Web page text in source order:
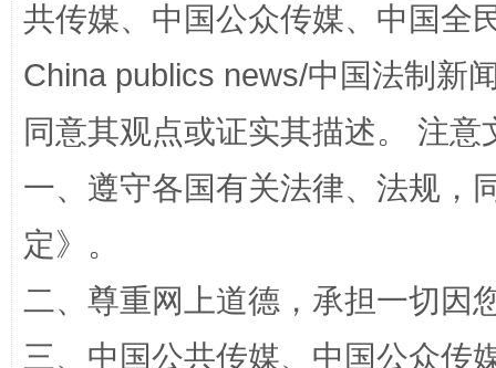
扯下公款旅游的“隐身衣” 如何以
“蜀中异人”王建安的艺术幻境
共传媒、中国公众传媒、中国全
China publics news/中国法制新
同意其观点或证实其描述。 注
一、遵守各国有关法律、法规，
定》。
二、尊重网上道德，承担一切因
三、中国公共传媒、中国公众传